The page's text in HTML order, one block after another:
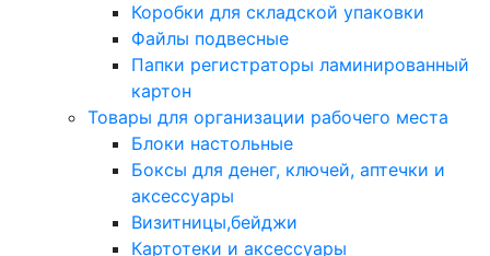
Коробки для складской упаковки
Файлы подвесные
Папки регистраторы ламинированный
картон
Товары для организации рабочего места
Блоки настольные
Боксы для денег, ключей, аптечки и
аксессуары
Визитницы,бейджи
Картотеки и аксессуары